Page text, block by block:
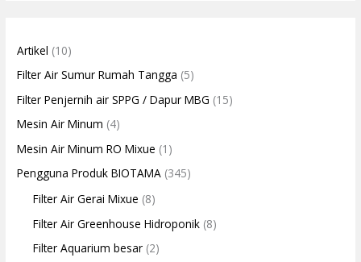
Artikel (10)
Filter Air Sumur Rumah Tangga (5)
Filter Penjernih air SPPG / Dapur MBG (15)
Mesin Air Minum (4)
Mesin Air Minum RO Mixue (1)
Pengguna Produk BIOTAMA (345)
Filter Air Gerai Mixue (8)
Filter Air Greenhouse Hidroponik (8)
Filter Aquarium besar (2)